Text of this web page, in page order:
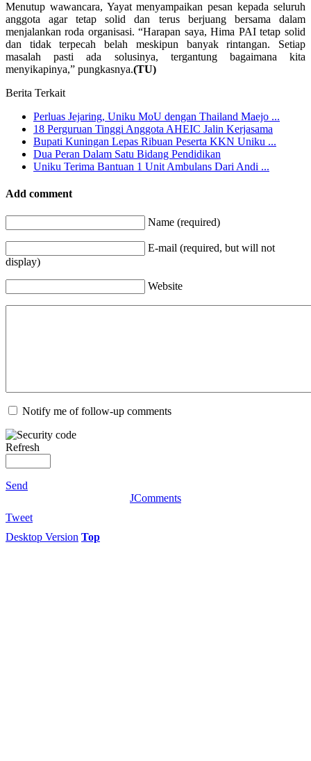
Menutup wawancara, Yayat menyampaikan pesan kepada seluruh
anggota agar tetap solid dan terus berjuang bersama dalam
menjalankan roda organisasi. “Harapan saya, Hima PAI tetap solid
dan tidak terpecah belah meskipun banyak rintangan. Setiap
masalah pasti ada solusinya, tergantung bagaimana kita
menyikapinya,” pungkasnya.(TU)
Berita Terkait
Perluas Jejaring, Uniku MoU dengan Thailand Maejo ...
18 Perguruan Tinggi Anggota AHEIC Jalin Kerjasama
Bupati Kuningan Lepas Ribuan Peserta KKN Uniku ...
Dua Peran Dalam Satu Bidang Pendidikan
Uniku Terima Bantuan 1 Unit Ambulans Dari Andi ...
Add comment
Name (required)
E-mail (required, but will not
display)
Website
Notify me of follow-up comments
Refresh
Send
JComments
Tweet
Desktop Version Top